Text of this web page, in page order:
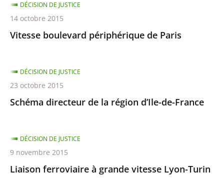
Vitesse boulevard périphérique de Paris
DÉCISION DE JUSTICE
14 octobre 2015
Schéma directeur de la région d’Ile-de-France
DÉCISION DE JUSTICE
23 octobre 2015
Liaison ferroviaire à grande vitesse Lyon-Turin
DÉCISION DE JUSTICE
9 novembre 2015